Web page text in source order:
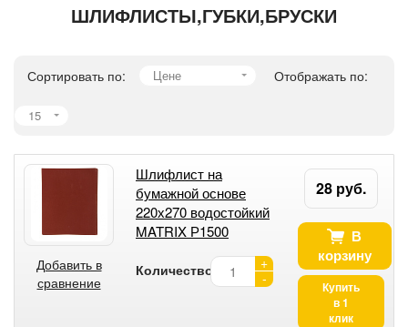
ШЛИФЛИСТЫ,ГУБКИ,БРУСКИ
Сортировать по: Цене Отображать по:
15
Добавить в
сравнение
Шлифлист на
бумажной основе
220х270 водостойкий
MATRIX Р1500
Количество:
+
-
28 руб.
В
корзину
Купить
в 1
клик